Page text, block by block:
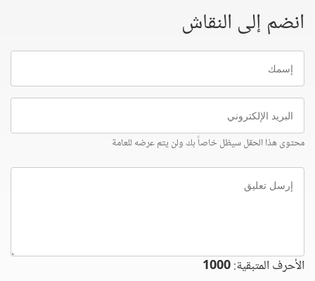
انضم إلى النقاش
إسمك
البريد
الإلكتروني
محتوى هذا الحقل سيظل خاصاً بك ولن يتم عرضه للعامة
إرسل
تعليق
الأحرف المتبقية:1000